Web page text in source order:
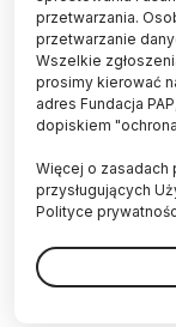
właściwych
„Journal of
Community”.
Brytyjscy
dzieci w 52
Londynie.
terenowe
i szkole,
spożywane
jadło razem
do czasu, zaś
przetwarzania.
przetwarzanie
Wszelkie
prosimy kierować
adres Fundacja
dopiskiem
Więcej o zasadach
przysługujących
Polityce